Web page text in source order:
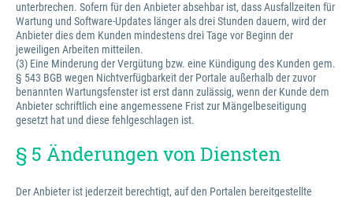
unterbrechen. Sofern für den Anbieter absehbar ist, dass Ausfallzeiten für
Wartung und Software-Updates länger als drei Stunden dauern, wird der
Anbieter dies dem Kunden mindestens drei Tage vor Beginn der
jeweiligen Arbeiten mitteilen.
(3) Eine Minderung der Vergütung bzw. eine Kündigung des Kunden gem.
§ 543 BGB wegen Nichtverfügbarkeit der Portale außerhalb der zuvor
benannten Wartungsfenster ist erst dann zulässig, wenn der Kunde dem
Anbieter schriftlich eine angemessene Frist zur Mängelbeseitigung
gesetzt hat und diese fehlgeschlagen ist.
§ 5 Änderungen von Diensten
Der Anbieter ist jederzeit berechtigt, auf den Portalen bereitgestellte